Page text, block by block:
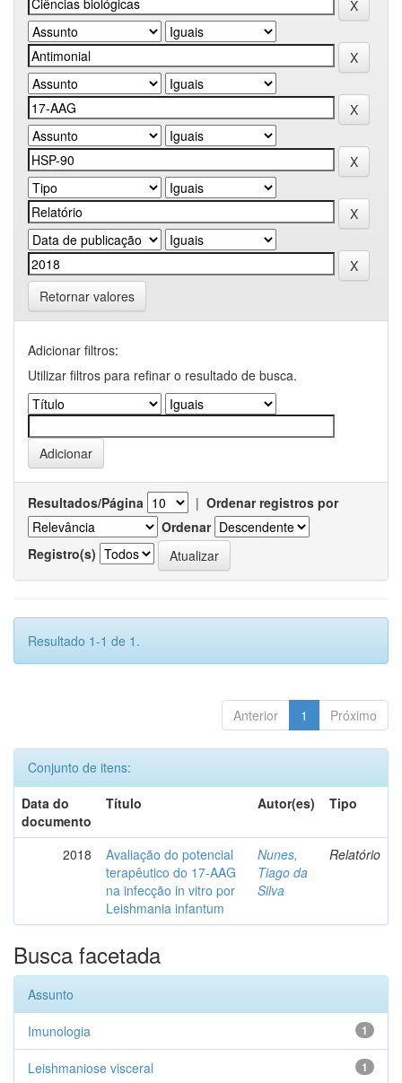
Retornar valores
Adicionar filtros:
Utilizar filtros para refinar o resultado de busca.
Resultados/Página | Ordenar registros por
Ordenar
Registro(s)
Resultado 1-1 de 1.
Anterior 1 Próximo
Conjunto de itens:
Data do
documento
Título Autor(es) Tipo
2018
Avaliação do potencial
terapêutico do 17-AAG
na infecção in vitro por
Leishmania infantum
Nunes,
Tiago da
Silva
Relatório
Busca facetada
Assunto
1
Imunologia
1
Leishmaniose visceral